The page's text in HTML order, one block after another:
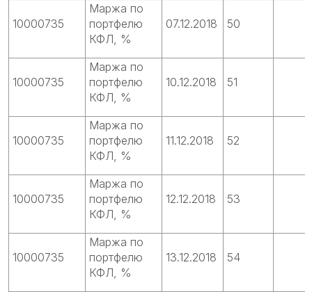
10000735
Маржа по
портфелю
КФЛ, %
07.12.2018 50
10000735
Маржа по
портфелю
КФЛ, %
10.12.2018 51
10000735
Маржа по
портфелю
КФЛ, %
11.12.2018 52
10000735
Маржа по
портфелю
КФЛ, %
12.12.2018 53
10000735
Маржа по
портфелю
КФЛ, %
13.12.2018 54